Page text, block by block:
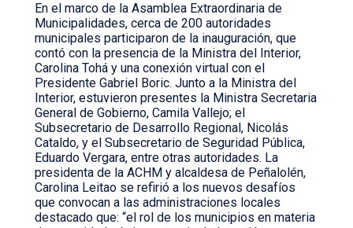
En el marco de la Asamblea Extraordinaria de
Municipalidades, cerca de 200 autoridades
municipales participaron de la inauguración, que
contó con la presencia de la Ministra del Interior,
Carolina Tohá y una conexión virtual con el
Presidente Gabriel Boric. Junto a la Ministra del
Interior, estuvieron presentes la Ministra Secretaria
General de Gobierno, Camila Vallejo; el
Subsecretario de Desarrollo Regional, Nicolás
Cataldo, y el Subsecretario de Seguridad Pública,
Eduardo Vergara, entre otras autoridades. La
presidenta de la ACHM y alcaldesa de Peñalolén,
Carolina Leitao se refirió a los nuevos desafíos
que convocan a las administraciones locales
destacado que: “el rol de los municipios en materia